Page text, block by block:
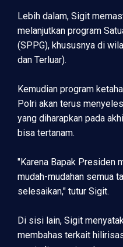
Lebih dalam, Sigit
melanjutkan program
(SPPG), khususnya di
dan Terluar).
Kemudian program
Polri akan terus
yang diharapkan pada
bisa tertanam.
"Karena Bapak Presiden
mudah-mudahan semua
selesaikan," tutur Sigit.
Di sisi lain, Sigit
membahas terkait